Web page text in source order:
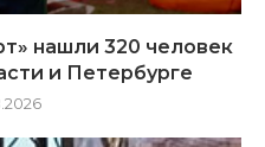
нашли 320 человек
и Петербурге